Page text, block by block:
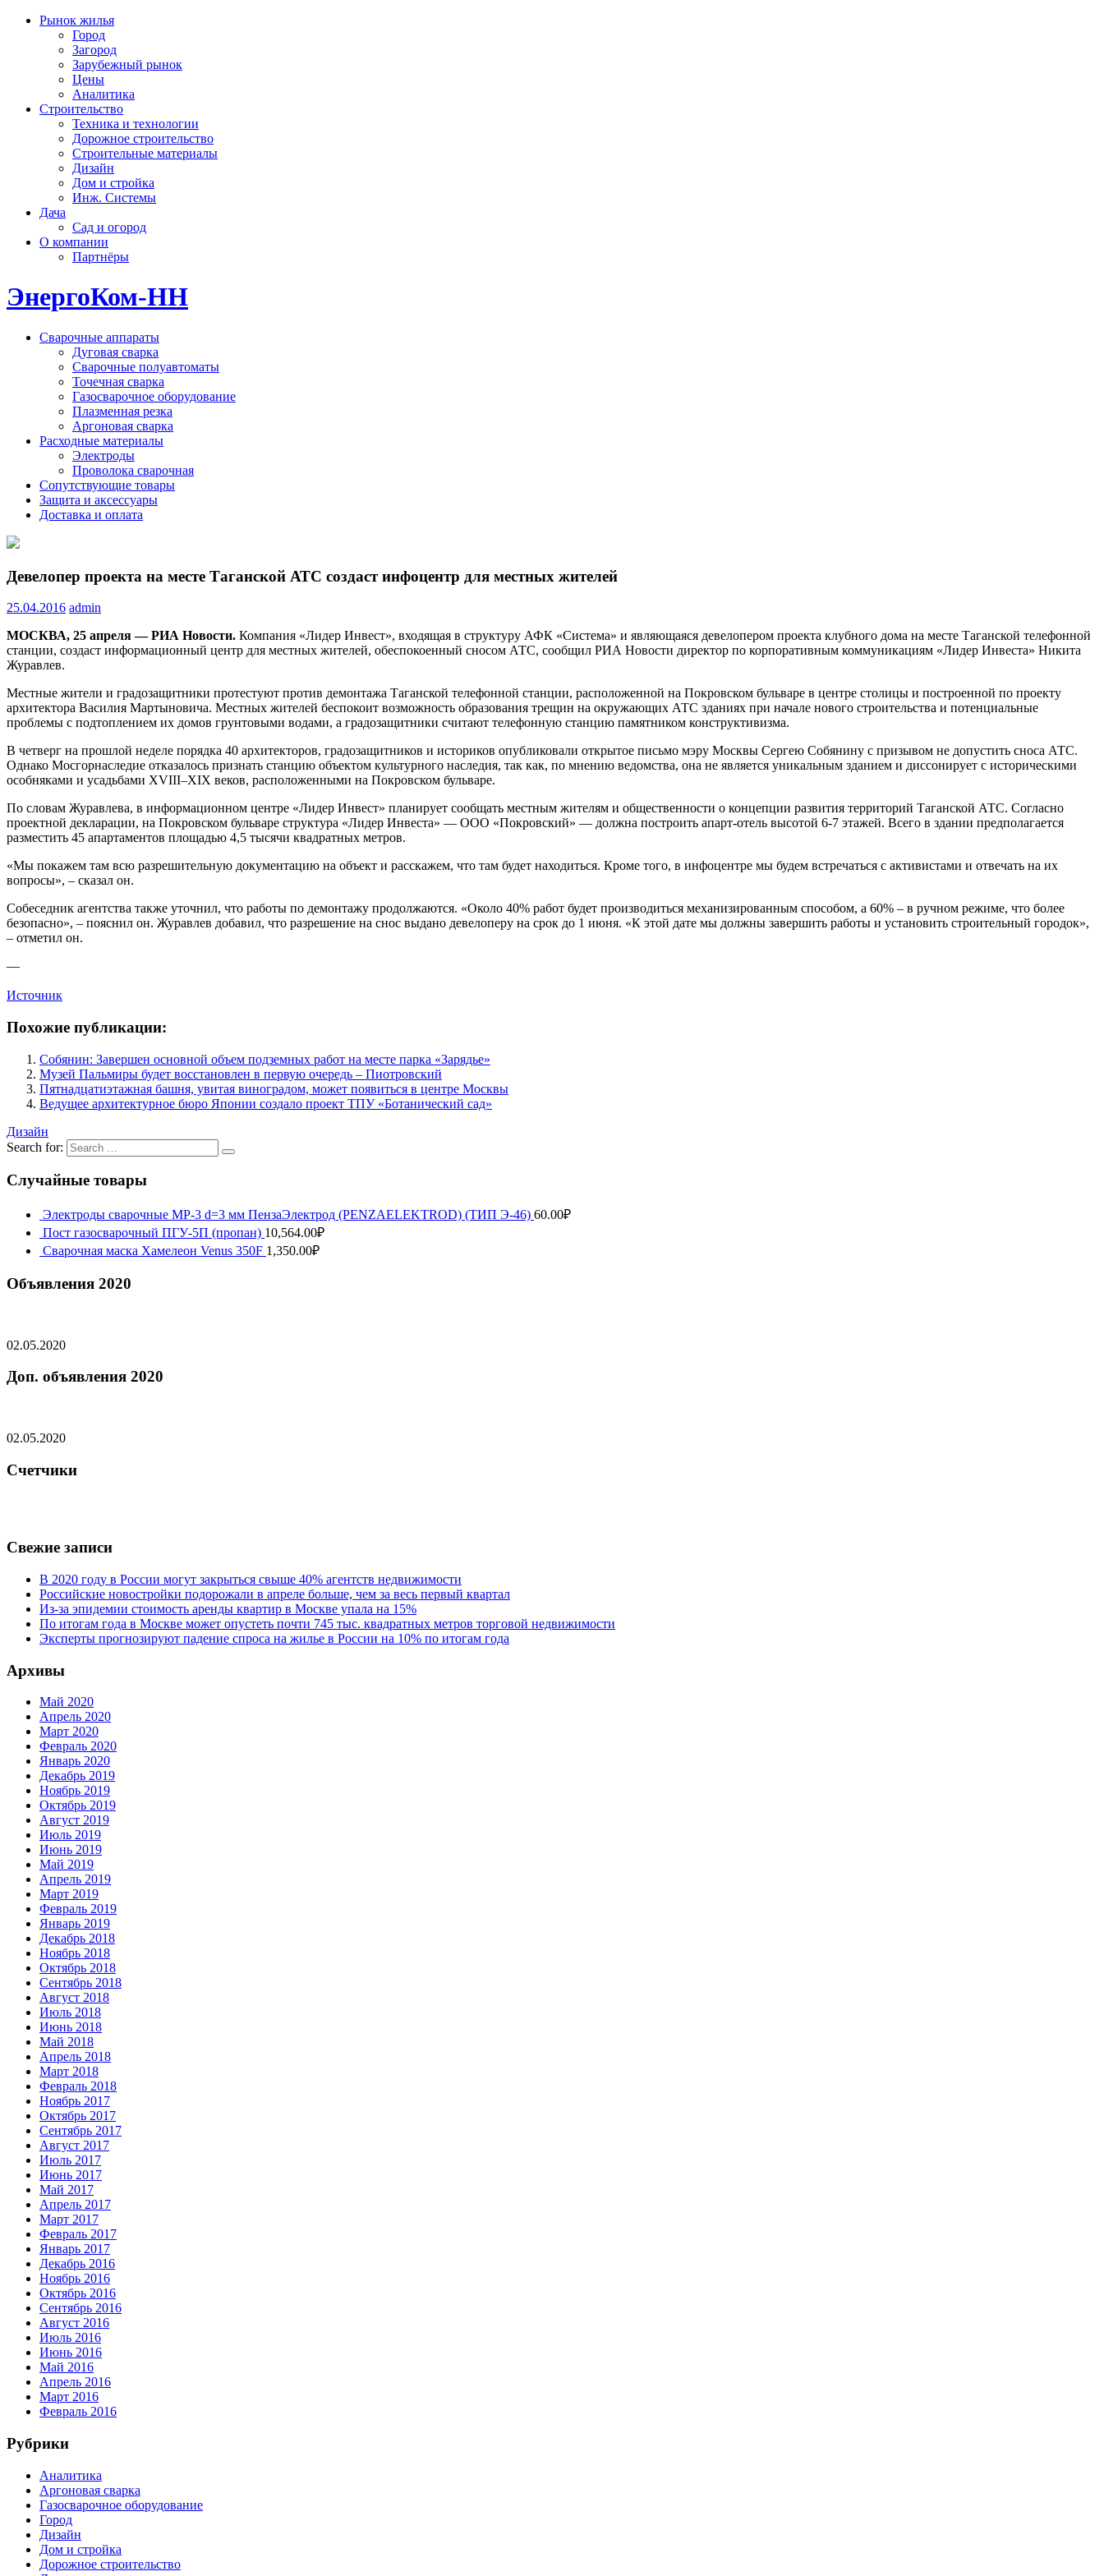
Рынок жилья
Город
Загород
Зарубежный рынок
Цены
Аналитика
Строительство
Техника и технологии
Дорожное строительство
Строительные материалы
Дизайн
Дом и стройка
Инж. Системы
Дача
Сад и огород
О компании
Партнёры
ЭнергоКом-НН
Сварочные аппараты
Дуговая сварка
Сварочные полуавтоматы
Точечная сварка
Газосварочное оборудование
Плазменная резка
Аргоновая сварка
Расходные материалы
Электроды
Проволока сварочная
Сопутствующие товары
Защита и аксессуары
Доставка и оплата
Девелопер проекта на месте Таганской АТС создаст инфоцентр для местных жителей
25.04.2016 admin
МОСКВА, 25 апреля — РИА Новости. Компания «Лидер Инвест», входящая в структуру АФК «Система» и являющаяся девелопером проекта клубного дома на месте Таганской телефонной
станции, создаст информационный центр для местных жителей, обеспокоенный сносом АТС, сообщил РИА Новости директор по корпоративным коммуникациям «Лидер Инвеста» Никита
Журавлев.
Местные жители и градозащитники протестуют против демонтажа Таганской телефонной станции, расположенной на Покровском бульваре в центре столицы и построенной по проекту
архитектора Василия Мартыновича. Местных жителей беспокоит возможность образования трещин на окружающих АТС зданиях при начале нового строительства и потенциальные
проблемы с подтоплением их домов грунтовыми водами, а градозащитники считают телефонную станцию памятником конструктивизма.
В четверг на прошлой неделе порядка 40 архитекторов, градозащитников и историков опубликовали открытое письмо мэру Москвы Сергею Собянину с призывом не допустить сноса АТС.
Однако Мосгорнаследие отказалось признать станцию объектом культурного наследия, так как, по мнению ведомства, она не является уникальным зданием и диссонирует с историческими
особняками и усадьбами XVIII–XIX веков, расположенными на Покровском бульваре.
По словам Журавлева, в информационном центре «Лидер Инвест» планирует сообщать местным жителям и общественности о концепции развития территорий Таганской АТС. Согласно
проектной декларации, на Покровском бульваре структура «Лидер Инвеста» — ООО «Покровский» — должна построить апарт-отель высотой 6-7 этажей. Всего в здании предполагается
разместить 45 апартаментов площадью 4,5 тысячи квадратных метров.
«Мы покажем там всю разрешительную документацию на объект и расскажем, что там будет находиться. Кроме того, в инфоцентре мы будем встречаться с активистами и отвечать на их
вопросы», – сказал он.
Собеседник агентства также уточнил, что работы по демонтажу продолжаются. «Около 40% работ будет производиться механизированным способом, а 60% – в ручном режиме, что более
безопасно», – пояснил он. Журавлев добавил, что разрешение на снос выдано девелоперу на срок до 1 июня. «К этой дате мы должны завершить работы и установить строительный городок»,
– отметил он.
—
Источник
Похожие публикации:
Собянин: Завершен основной объем подземных работ на месте парка «Зарядье»
Музей Пальмиры будет восстановлен в первую очередь – Пиотровский
Пятнадцатиэтажная башня, увитая виноградом, может появиться в центре Москвы
Ведущее архитектурное бюро Японии создало проект ТПУ «Ботанический сад»
Дизайн
Search for:
Случайные товары
Электроды сварочные МР-3 d=3 мм ПензаЭлектрод (PENZAELEKTROD) (ТИП Э-46) 60.00₽
Пост газосварочный ПГУ-5П (пропан) 10,564.00₽
Сварочная маска Хамелеон Venus 350F 1,350.00₽
Объявления 2020
02.05.2020
Доп. объявления 2020
02.05.2020
Счетчики
Свежие записи
В 2020 году в России могут закрыться свыше 40% агентств недвижимости
Российские новостройки подорожали в апреле больше, чем за весь первый квартал
Из-за эпидемии стоимость аренды квартир в Москве упала на 15%
По итогам года в Москве может опустеть почти 745 тыс. квадратных метров торговой недвижимости
Эксперты прогнозируют падение спроса на жилье в России на 10% по итогам года
Архивы
Май 2020
Апрель 2020
Март 2020
Февраль 2020
Январь 2020
Декабрь 2019
Ноябрь 2019
Октябрь 2019
Август 2019
Июль 2019
Июнь 2019
Май 2019
Апрель 2019
Март 2019
Февраль 2019
Январь 2019
Декабрь 2018
Ноябрь 2018
Октябрь 2018
Сентябрь 2018
Август 2018
Июль 2018
Июнь 2018
Май 2018
Апрель 2018
Март 2018
Февраль 2018
Ноябрь 2017
Октябрь 2017
Сентябрь 2017
Август 2017
Июль 2017
Июнь 2017
Май 2017
Апрель 2017
Март 2017
Февраль 2017
Январь 2017
Декабрь 2016
Ноябрь 2016
Октябрь 2016
Сентябрь 2016
Август 2016
Июль 2016
Июнь 2016
Май 2016
Апрель 2016
Март 2016
Февраль 2016
Рубрики
Аналитика
Аргоновая сварка
Газосварочное оборудование
Город
Дизайн
Дом и стройка
Дорожное строительство